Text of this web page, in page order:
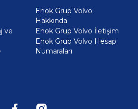
ve
Enok Grup Volvo
Hakkında
Enok Grup Volvo İletişim
Enok Grup Volvo Hesap
Numaraları